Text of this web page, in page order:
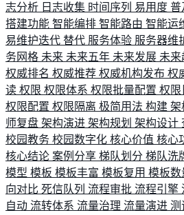
志分析 日志收集 时间序列 易用度 普
搭建功能 智能编排 智能路由 智能运
易维护迭代 替代 服务体验 服务器维
务网格 未来 未来五年 未来发展 未来
权威排名 权威推荐 权威机构发布 权
读 权限 权限体系 权限批量配置 权限
权限配置 权限隔离 极简用法 构建 架
师复盘 架构演进 架构规划 架构设计
校园教务 校园数字化 核心价值 核心
核心结论 案例分享 梯队划分 梯队洗
模型 模板 模板丰富 模板复用 模板数
向对比 死信队列 流程审批 流程引擎
自动 流转体系 流量治理 流量演进 测